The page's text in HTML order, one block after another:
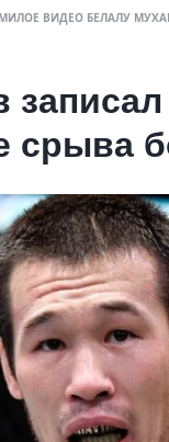
ВИДЕО БЕЛАЛУ